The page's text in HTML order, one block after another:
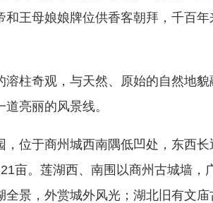
和王母娘娘牌位供香客朝拜，千百
溶柱奇观，与天然、原始的自然地
亮丽的风景线。
，位于商州城西南隅低凹处，东西
亩。莲湖西、南围以商州古城墙，
全景，外赏城外风光；湖北旧有文